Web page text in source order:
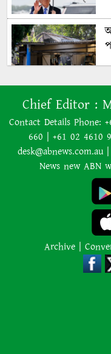
Chief Editor :
Contact Details Phone:
660 | +61 02 4610
desk@abnews.com.au
News new ABN
Archive |